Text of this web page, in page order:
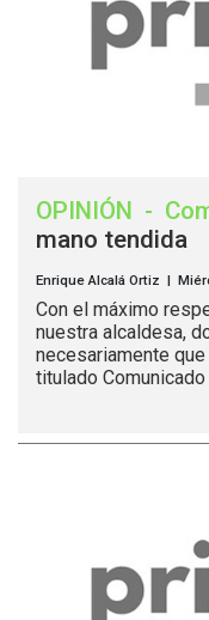
OPINIÓN -
mano tendida
Enrique Alcalá Ortiz |
Con el máximo
nuestra alcaldesa,
necesariamente
titulado